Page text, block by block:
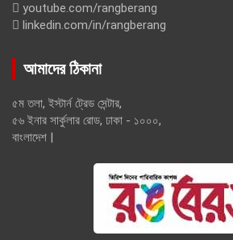
youtube.com/rangberang
linkedin.com/in/rangberang
আমাদের ঠিকানা
৫ম তলা, ইস্টার্ন ট্রেড সেন্টার,
৫৬ ইনার সার্কুলার রোড, ঢাকা - ১০০০,
বাংলাদেশ |